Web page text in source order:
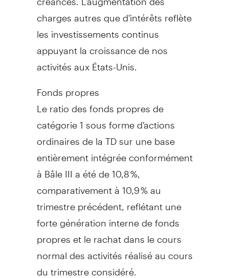
charges autres que d'intérêts reflète
les investissements continus
appuyant la croissance de nos
activités aux États-Unis.
Fonds propres
Le ratio des fonds propres de
catégorie 1 sous forme d'actions
ordinaires de la TD sur une base
entièrement intégrée conformément
à Bâle III a été de 10,8 %,
comparativement à 10,9 % au
trimestre précédent, reflétant une
forte génération interne de fonds
propres et le rachat dans le cours
normal des activités réalisé au cours
du trimestre considéré.